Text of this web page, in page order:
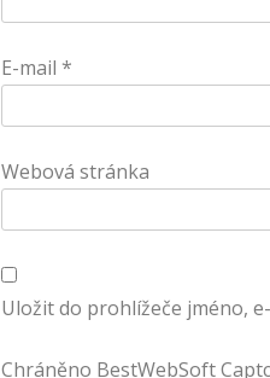
E-mail *
Webová stránka
Uložit do prohlížeče jméno,
Chráněno BestWebSoft